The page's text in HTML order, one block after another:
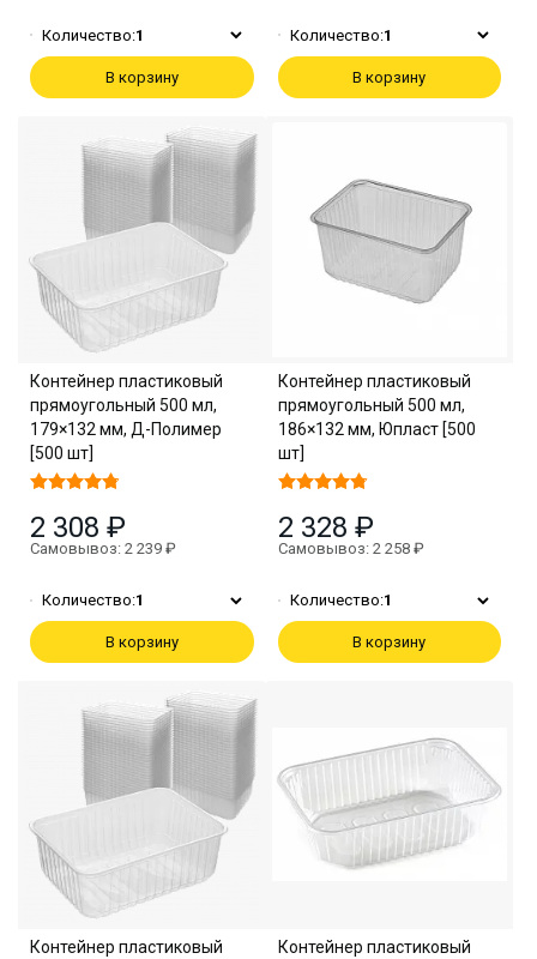
Количество:1
В корзину
Количество:1
В корзину
Контейнер пластиковый
прямоугольный 500 мл,
179×132 мм, Д-Полимер
[500 шт]
2 308 ₽
Самовывоз: 2 239 ₽
Количество:1
В корзину
Контейнер пластиковый
прямоугольный 500 мл,
186×132 мм, Юпласт [500
шт]
2 328 ₽
Самовывоз: 2 258 ₽
Количество:1
В корзину
Контейнер пластиковый
Контейнер пластиковый